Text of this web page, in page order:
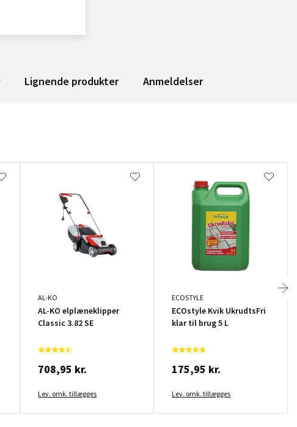
Lignende produkter Anmeldelser
AL-KO
AL-KO elplæneklipper
Classic 3.82 SE
708,95 kr.
Lev. omk. tillægges
ECOSTYLE
ECOstyle Kvik UkrudtsFri
klar til brug 5 L
175,95 kr.
Lev. omk. tillægges